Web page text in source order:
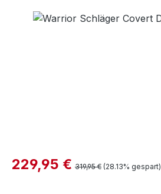
Bildergalerie überspringen
Verkaufspreis:
229,95 € Regulärer Preis:
319,95 € (28.13% gespart)